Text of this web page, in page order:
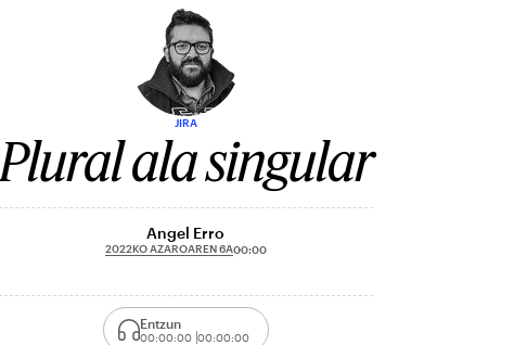
JIRA
Plural ala singular
Angel Erro
2022KO AZAROAREN 6A00:00
Entzun
00:00:00 00:00:00